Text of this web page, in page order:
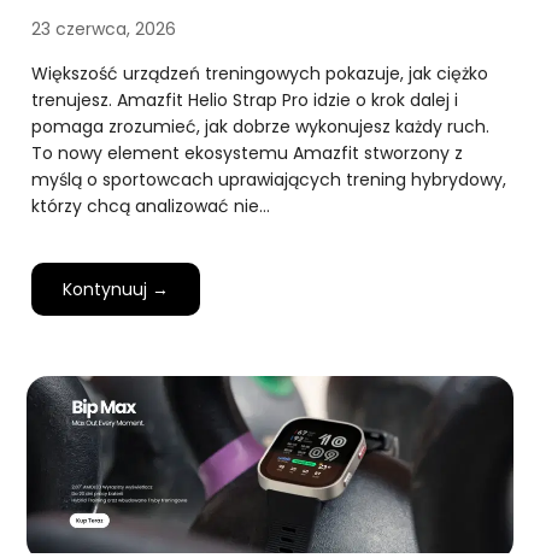
23 czerwca, 2026
Większość urządzeń treningowych pokazuje, jak ciężko
trenujesz. Amazfit Helio Strap Pro idzie o krok dalej i
pomaga zrozumieć, jak dobrze wykonujesz każdy ruch.
To nowy element ekosystemu Amazfit stworzony z
myślą o sportowcach uprawiających trening hybrydowy,
którzy chcą analizować nie…
Kontynuuj →